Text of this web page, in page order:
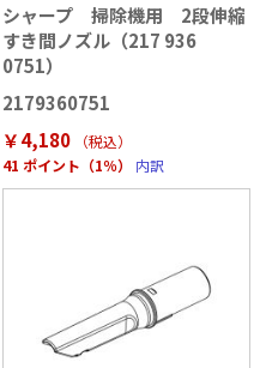
シャープ 掃除機用 2段伸縮
すき間ノズル（217 936
0751）
2179360751
￥4,180
（税込）
41 ポイント（1％）
内訳